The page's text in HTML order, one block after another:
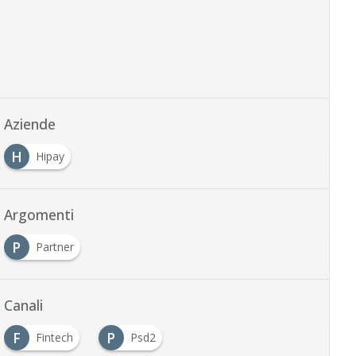
Aziende
H
Hipay
Argomenti
P
Partner
Canali
F
Fintech P Psd2